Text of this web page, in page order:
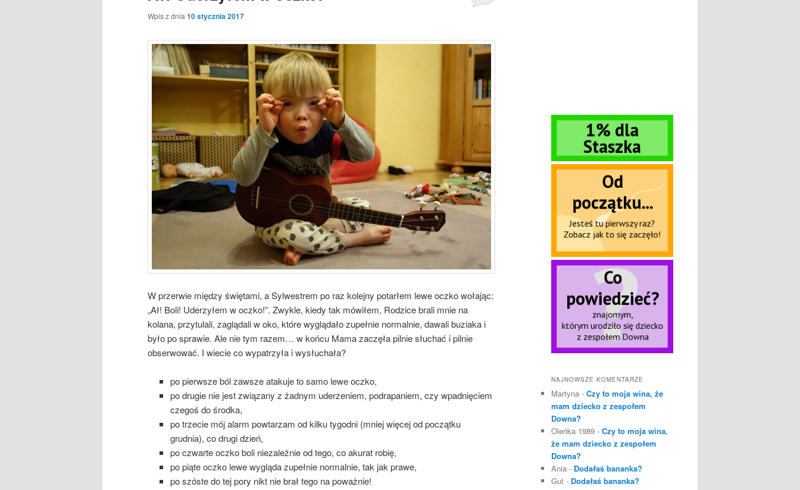
Wpis z dnia 10 stycznia 2017
W przerwie między świętami, a Sylwestrem po raz kolejny potarłem lewe oczko wołając:
„Ał! Boli! Uderzyłem w oczko!”. Zwykle, kiedy tak mówiłem, Rodzice brali mnie na
kolana, przytulali, zaglądali w oko, które wyglądało zupełnie normalnie, dawali buziaka i
było po sprawie. Ale nie tym razem… w końcu Mama zaczęła pilnie słuchać i pilnie
obserwować. I wiecie co wypatrzyła i wysłuchała?
po pierwsze ból zawsze atakuje to samo lewe oczko,
po drugie nie jest związany z żadnym uderzeniem, podrapaniem, czy wpadnięciem
czegoś do środka,
po trzecie mój alarm powtarzam od kilku tygodni (mniej więcej od początku
grudnia), co drugi dzień,
po czwarte oczko boli niezależnie od tego, co akurat robię,
po piąte oczko lewe wygląda zupełnie normalnie, tak jak prawe,
po szóste do tej pory nikt nie brał tego na poważnie!
NAJNOWSZE KOMENTARZE
Martyna - Czy to moja wina, że
mam dziecko z zespołem
Downa?
Oleńka 1989 - Czy to moja wina,
że mam dziecko z zespołem
Downa?
Ania - Dodałaś bananka?
Gut - Dodałaś bananka?